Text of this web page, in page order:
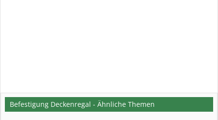
Befestigung Deckenregal - Ähnliche Themen